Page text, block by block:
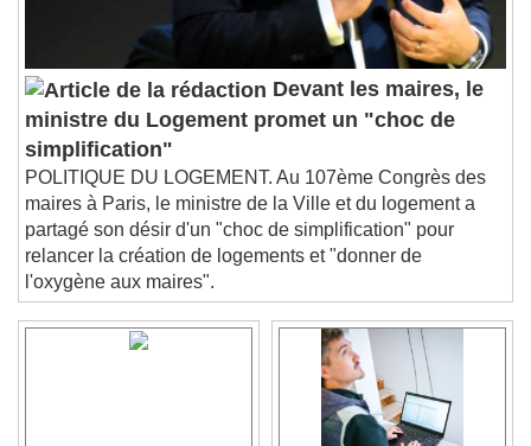
subtitles off
, selected
Audio Track
Picture-in-Picture
Fullscreen
This is a modal window.
Beginning of dialog window. Escape will cancel
and close the window.
Text
Color Opacity
Text Background
Caption Area Background
Devant les maires, le
ministre du Logement promet un "choc de
simplification"
POLITIQUE DU LOGEMENT. Au 107ème Congrès des
maires à Paris, le ministre de la Ville et du logement a
partagé son désir d'un "choc de simplification" pour
relancer la création de logements et "donner de
l'oxygène aux maires".